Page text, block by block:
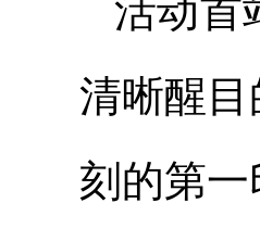
活动首
清晰醒
刻的第